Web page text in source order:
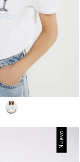
Nuevo